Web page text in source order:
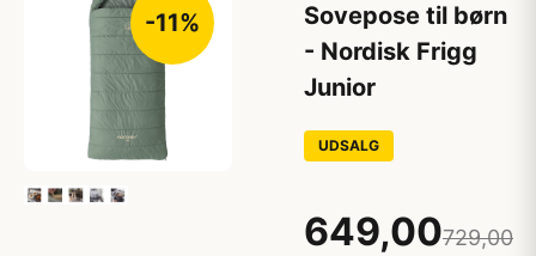
-11%
Sovepose til børn
- Nordisk Frigg
Junior
UDSALG
649,00729,00